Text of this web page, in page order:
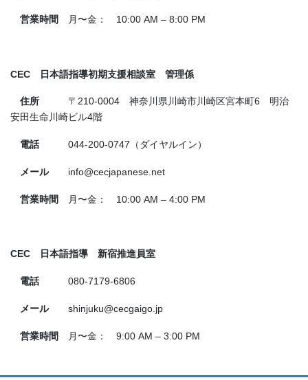
営業時間 月〜金： 10:00 AM – 8:00 PM
CEC 日本語指導初期支援相談室 管理係
住所 〒210-0004 神奈川県川崎市川崎区宮本町6 明治
安田生命川崎ビル4階
電話 044‐200-0747（ダイヤルイン）
メール info@cecjapanese.net
営業時間 月〜金： 10:00 AM – 4:00 PM
CEC 日本語指導 新宿推進員室
電話 080-7179-6806
メール shinjuku@cecgaigo.jp
営業時間 月〜金： 9:00 AM – 3:00 PM